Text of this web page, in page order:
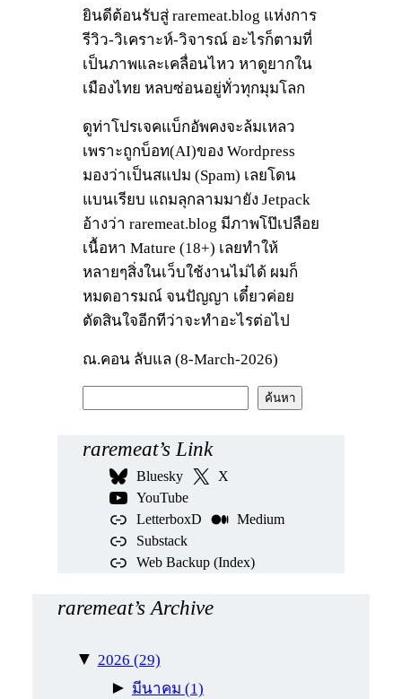
ยินดีต้อนรับสู่ raremeat.blog แห่งการ
รีวิว-วิเคราะห์-วิจารณ์ อะไรก็ตามที่
เป็นภาพและเคลื่อนไหว หาดูยากใน
เมืองไทย หลบซ่อนอยู่ทั่วทุกมุมโลก
ดูท่าโปรเจคแบ็กอัพคงจะล้มเหลว
เพราะถูกบ็อท(AI)ของ Wordpress
มองว่าเป็นสแปม (Spam) เลยโดน
แบนเรียบ แถมลุกลามมายัง Jetpack
อ้างว่า raremeat.blog มีภาพโป๊เปลือย
เนื้อหา Mature (18+) เลยทำให้
หลายๆสิ่งในเว็บใช้งานไม่ได้ ผมก็
หมดอารมณ์ จนปัญญา เดี๋ยวค่อย
ตัดสินใจอีกทีว่าจะทำอะไรต่อไป
ณ.คอน ลับแล (8-March-2026)
ห
ค้นหา
raremeat’s Link
Bluesky
X
YouTube
LetterboxD
Medium
Substack
Web Backup (Index)
raremeat’s Archive
▼ 2026 (29)
► มีนาคม (1)